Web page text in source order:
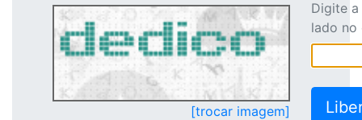
[trocar imagem]
Digite
lado no